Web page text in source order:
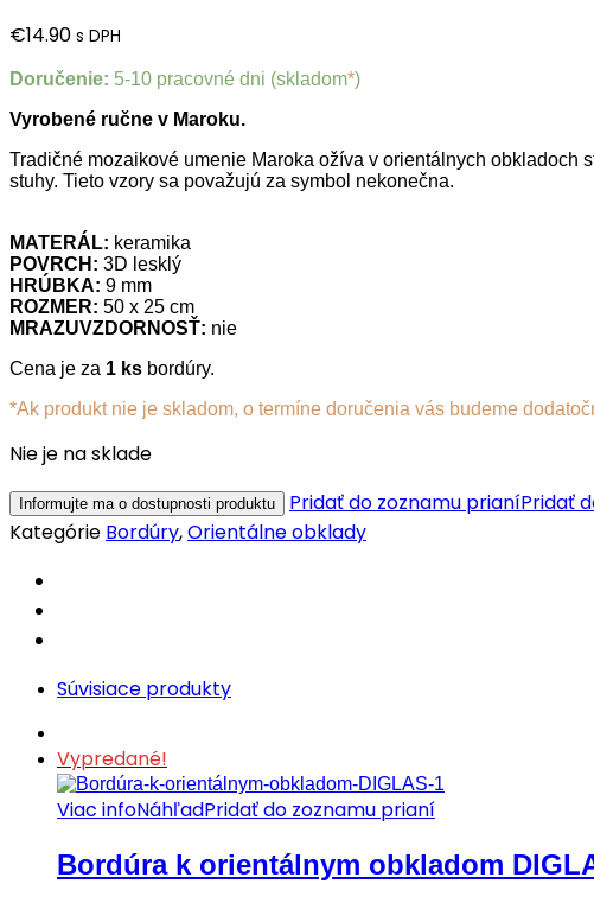
€14.90 s DPH
Doručenie: 5-10 pracovné dni (skladom*)
Vyrobené ručne v Maroku.
Tradičné mozaikové umenie Maroka ožíva v orientálnych obkladoch
stuhy. Tieto vzory sa považujú za symbol nekonečna.
MATERÁL: keramika
POVRCH: 3D lesklý
HRÚBKA: 9 mm
ROZMER: 50 x 25 cm
MRAZUVZDORNOSŤ: nie
Cena je za 1 ks bordúry.
*Ak produkt nie je skladom, o termíne doručenia vás budeme
Nie je na sklade
Pridať do zoznamu prianíPridať
Kategórie Bordúry,Orientálne obklady
Súvisiace produkty
Vypredané!
Viac infoNáhľadPridať do zoznamu prianí
Bordúra k orientálnym obkladom